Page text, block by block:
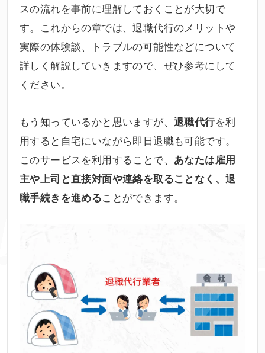
スの流れを事前に理解しておくことが大切で
す。これからの章では、退職代行のメリットや
実際の体験談、トラブルの可能性などについて
詳しく解説していきますので、ぜひ参考にして
ください。
もう知っているかと思いますが、 退職代行を利
用すると自宅にいながら即日退職も可能です。
このサービスを利用することで、 あなたは雇用
主や上司と直接対面や連絡を取ることなく、退
職手続きを進めることができます。